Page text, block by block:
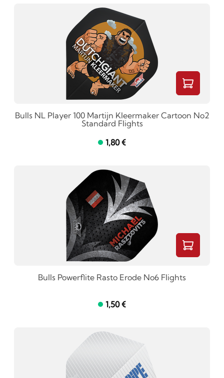
Bulls NL Player 100 Martijn Kleermaker Cartoon No2
Standard Flights
1,80 €
Bulls Powerflite Rasto Erode No6 Flights
1,50 €